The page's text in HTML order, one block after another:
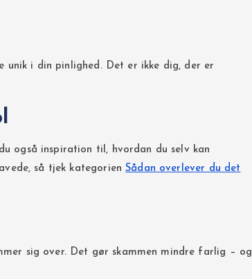
unik i din pinlighed. Det er ikke dig, der er
også inspiration til, hvordan du selv kan
så tjek kategorienSådan overlever du det
sig over. Det gør skammen mindre farlig – og